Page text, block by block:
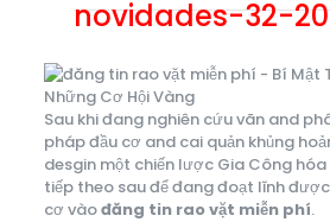
novidades-32-
Sau khi đang nghiên cứu vãn and
pháp đầu cơ and cai quản khủng
desgin một chiến lược Gia Công
tiếp theo sau để đang đoạt lĩnh
cơ vàođăng tin rao vặt miễn phí.